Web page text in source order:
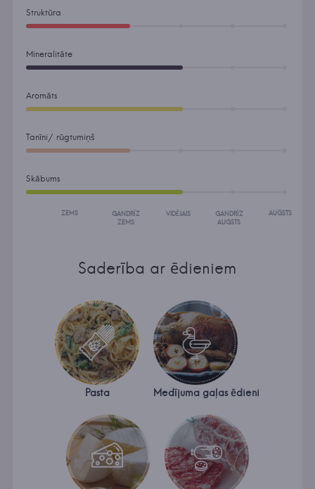
Struktūra
Mineralitāte
Aromāts
Tanīni/ rūgtumiņš
Skābums
ZEMS
GANDRĪZ
ZEMS
VIDĒJAIS
GANDRĪZ
AUGSTS
AUGSTS
Saderība ar ēdieniem
Pasta Medījuma gaļas ēdieni